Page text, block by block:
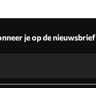
je op de nieuwsbrief